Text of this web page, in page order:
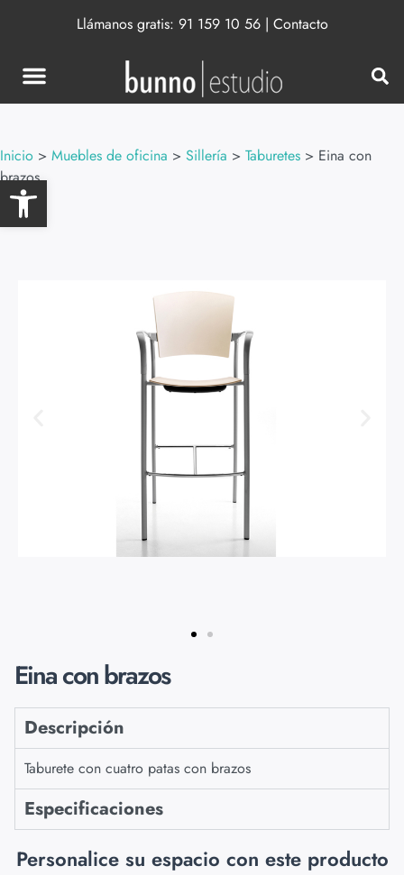
Abrir barra de herramientas
Llámanos gratis: 91 159 10 56| Contacto
Inicio > Muebles de oficina > Sillería > Taburetes > Eina con
brazos
Eina con brazos
Descripción
Taburete con cuatro patas con brazos
Especificaciones
Personalice su espacio con este producto